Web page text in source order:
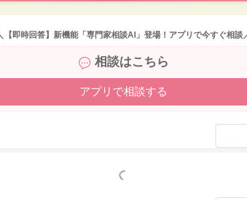
乳に含まれるカルシウムやカゼインが鉄の吸収をやや
で、食事から鉄を十分にとれていれば大きな問題には
に鉄を多く含む食事）を少し離すようにすれば、さら
ていて、フォローアップミルクも飲んでいるとのこと
【即時回答】新機能「専門家相談AI」登場！アプリで今すぐ相談
相談はこちら
アプリで相談する
もっと見る